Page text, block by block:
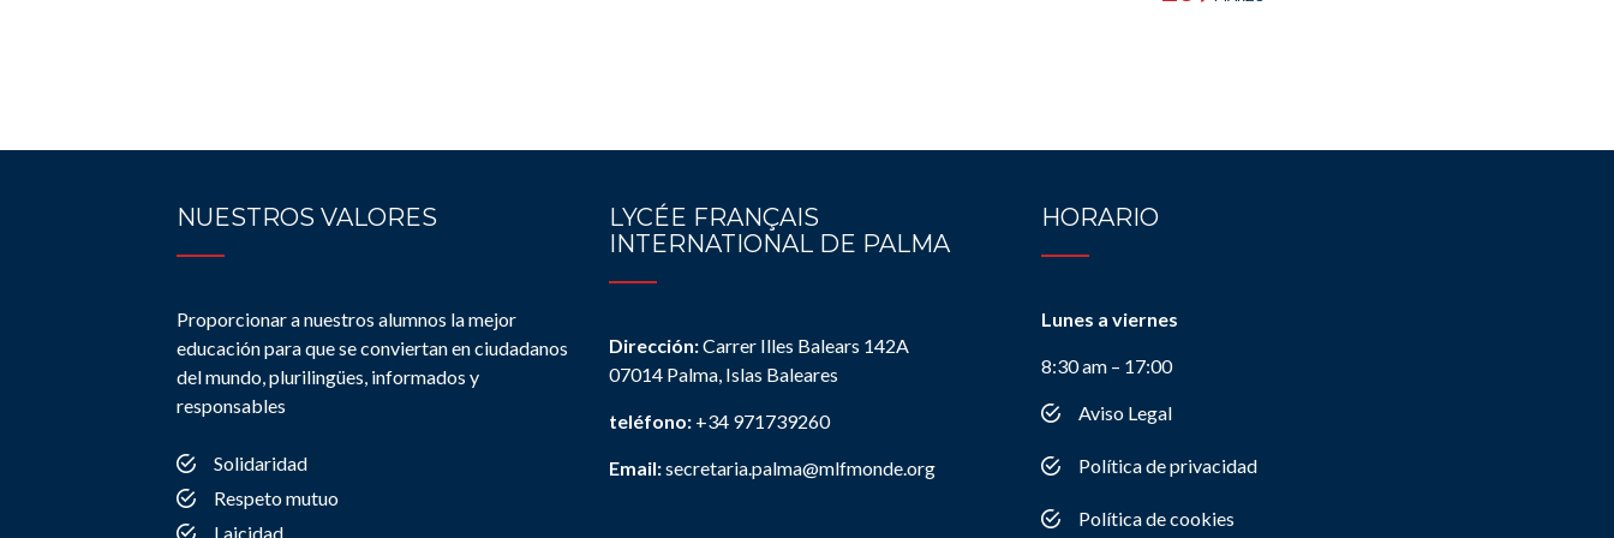
NUESTROS VALORES
Proporcionar a nuestros alumnos la mejor
educación para que se conviertan en ciudadanos
del mundo, plurilingües, informados y
responsables
Solidaridad
Respeto mutuo
Laicidad
LYCÉE FRANÇAIS
INTERNATIONAL DE PALMA
Dirección:Carrer Illes Balears 142A
07014 Palma, Islas Baleares
teléfono: +34 971739260
Email:secretaria.palma@mlfmonde.org
HORARIO
Lunes a viernes
8:30 am – 17:00
Aviso Legal
Política de privacidad
Política de cookies